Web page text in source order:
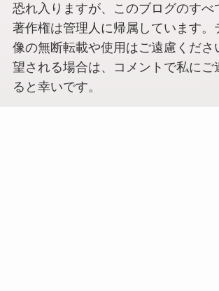
恐れ入りますが、このブログのすべ
著作権は管理人に帰属しています。
像の無断転載や使用はご遠慮くださ
望される場合は、コメントで私にご
ると幸いです。